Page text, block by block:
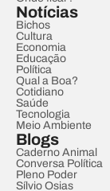
Notícias
Bichos
Cultura
Economia
Educação
Política
Qual a Boa?
Cotidiano
Saúde
Tecnologia
Meio Ambiente
Blogs
Caderno Animal
Conversa Política
Pleno Poder
Sílvio Osias